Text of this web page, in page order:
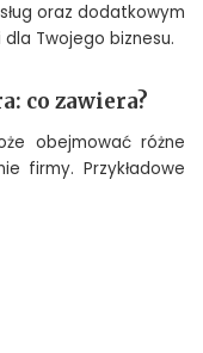
oraz dodatkowym
Twojego biznesu.
co zawiera?
obejmować różne
firmy. Przykładowe